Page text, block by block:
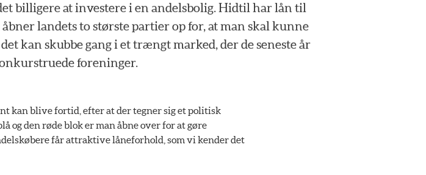
billigere at investere i en andelsbolig. Hidtil har lån til
åbnerlandetsto størstepartieropfor,atman skal kunne
detkan skubbegangi ettrængtmarked,derdesenesteår
foreninger.
kan blive fortid, efter at der tegner sig et politisk
og den røde blok er man åbne over for at gøre
får attraktive låneforhold, som vi kender det